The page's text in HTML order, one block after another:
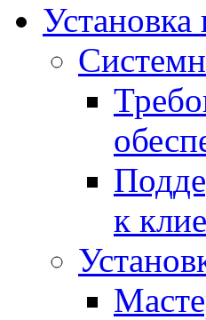
Установка
к